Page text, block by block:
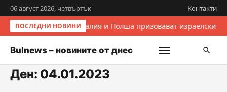
06 август 2026, четвъртък Контакти
ПОСЛЕДНИ НОВИНИИталия и Полша призовават
Bulnews – новините от днес
Ден: 04.01.2023